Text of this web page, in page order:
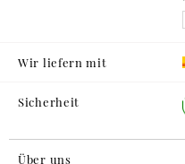
Wir liefern mit
Sicherheit
Über uns